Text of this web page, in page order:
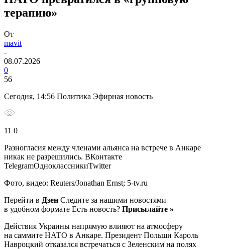
терапию»
От
mavit
-
08.07.2026
0
56
Сегодня, 14:56 Политика Эфирная новость
11 0
Разногласия между членами альянса на встрече в Анкаре
никак не разрешились. ВКонтакте
TelegramОдноклассникиTwitter
Фото, видео: Reuters/Jonathan Ernst; 5-tv.ru
Перейти в Дзен Следите за нашими новостями
в удобном формате Есть новость? Присылайте »
Действия Украины напрямую влияют на атмосферу
на саммите НАТО в Анкаре. Президент Польши Кароль
Навроцкий отказался встречаться с Зеленским на полях